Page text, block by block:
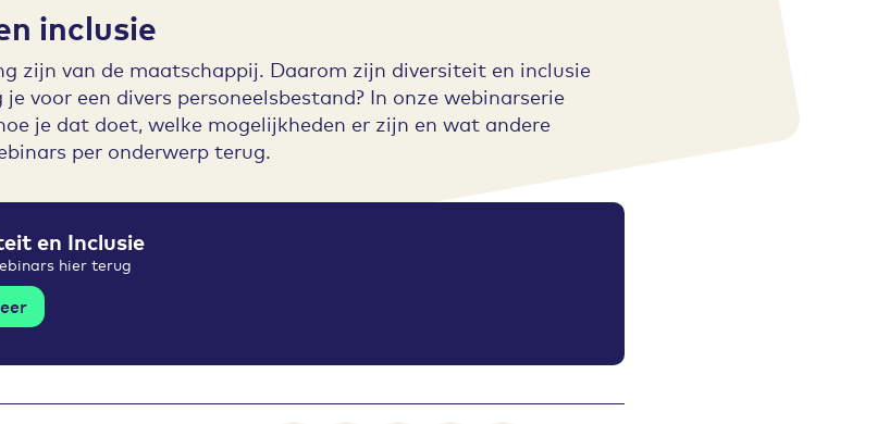
inclusie
zijn van de maatschappij. Daarom zijn diversiteit en inclusie
voor een divers personeelsbestand? In onze webinarserie
je dat doet, welke mogelijkheden er zijn en wat andere
per onderwerp terug.
en Inclusie
hier terug